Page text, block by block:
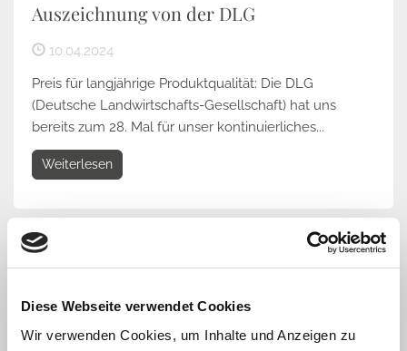
Diese Webseite verwendet Cookies
Wir verwenden Cookies, um Inhalte und Anzeigen zu
Auszeichnung von der DLG
10.04.2024
Preis für langjährige Produktqualität: Die DLG
(Deutsche Landwirtschafts-Gesellschaft) hat uns
bereits zum 28. Mal für unser kontinuierliches...
Weiterlesen